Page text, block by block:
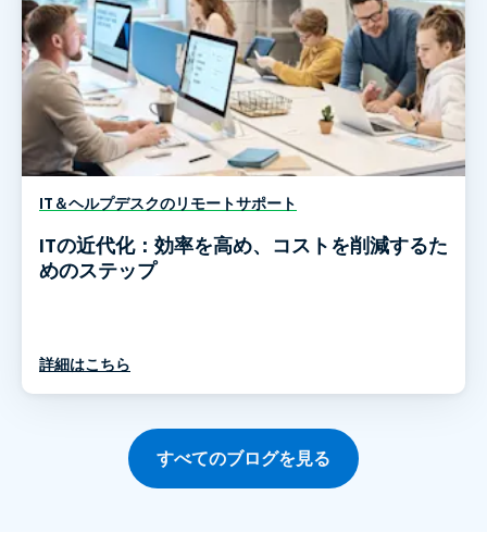
IT＆ヘルプデスクのリモートサポート
ITの近代化：効率を高め、コストを削減するた
めのステップ
詳細はこちら
すべてのブログを見る